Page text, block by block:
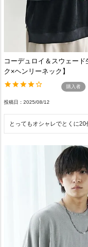
コーデュロイ＆スウェー
ク×ヘンリーネック】
購入者
投稿日 2025/08/12
とってもオシャレでとくに20